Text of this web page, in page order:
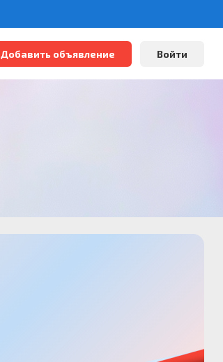
Добавить объявление Войти